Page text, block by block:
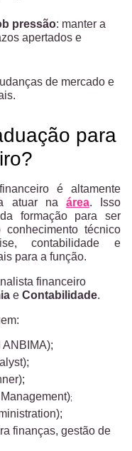
pressão: manter a
apertados e
de mercado e
para
é altamente
atuar na área. Isso
formação para ser
técnico
contabilidade e
para a função.
financeiro
e Contabilidade.
;
finanças, gestão de